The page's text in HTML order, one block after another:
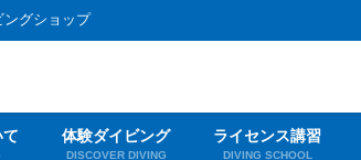
ングショップ
て 体験ダイビング
DISCOVER DIVING
ライセンス講習
DIVING SCHOOL